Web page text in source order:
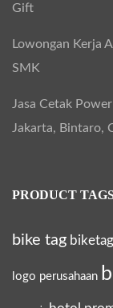
Gift
Lowongan Kerja
SMK
Jasa Cetak
Jakarta, Bintaro,
PRODUCT
bike tag biketag
logo perusahaan